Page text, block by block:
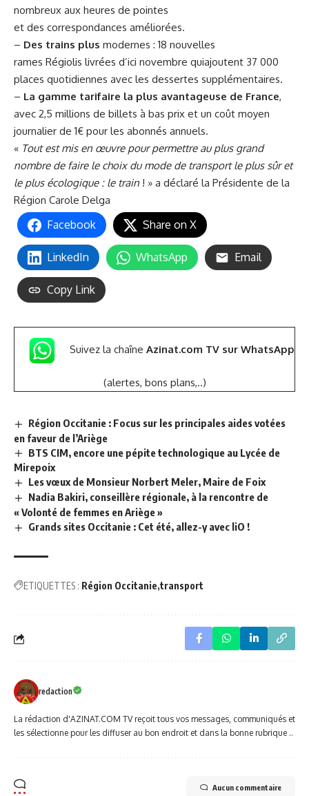
nombreux aux heures de pointes
et des correspondances améliorées.
– Des trains plus modernes : 18 nouvelles
rames Régiolis livrées d’ici novembre quiajoutent 37 000
places quotidiennes avec les dessertes supplémentaires.
– La gamme tarifaire la plus avantageuse de France,
avec 2,5 millions de billets à bas prix et un coût moyen
journalier de 1€ pour les abonnés annuels.
« Tout est mis en œuvre pour permettre au plus grand
nombre de faire le choix du mode de transport le plus sûr et
le plus écologique : le train ! » a déclaré la Présidente de la
Région Carole Delga
Facebook Share on X
LinkedIn WhatsApp Email
Copy Link
Suivez la chaîne Azinat.com TV sur WhatsApp
(alertes, bons plans,..)
Région Occitanie : Focus sur les principales aides votées
en faveur de l’Ariège
BTS CIM, encore une pépite technologique au Lycée de
Mirepoix
Les vœux de Monsieur Norbert Meler, Maire de Foix
Nadia Bakiri, conseillère régionale, à la rencontre de
« Volonté de femmes en Ariège »
Grands sites Occitanie : Cet été, allez-y avec liO !
ETIQUETTES : Région Occitanie transport
redaction
La rédaction d'AZINAT.COM TV reçoit tous vos messages, communiqués et
les sélectionne pour les diffuser au bon endroit et dans la bonne rubrique ..
Aucun commentaire